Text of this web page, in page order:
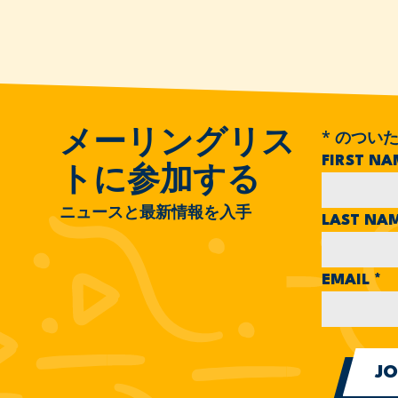
メーリングリス
トに参加する
ニュースと最新情報を入手
* のつい
FIRST
LAST
EMAIL *